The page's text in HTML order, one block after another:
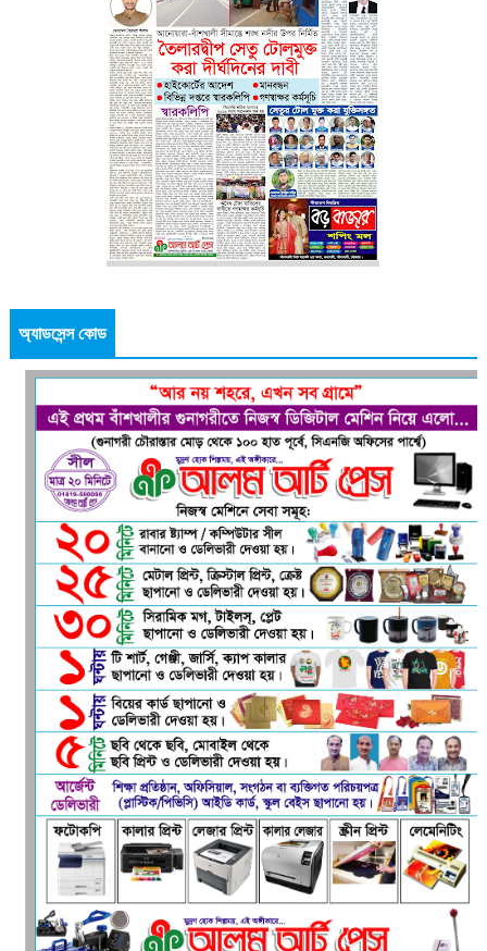
অ্যাডসেন্স কোড